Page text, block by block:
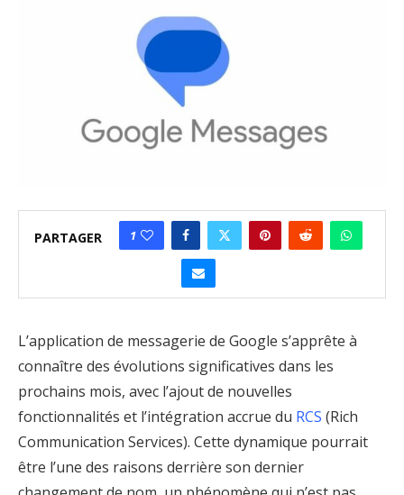
PARTAGER 1
L’application de messagerie de Google s’apprête à
connaître des évolutions significatives dans les
prochains mois, avec l’ajout de nouvelles
fonctionnalités et l’intégration accrue du RCS (Rich
Communication Services). Cette dynamique pourrait
être l’une des raisons derrière son dernier